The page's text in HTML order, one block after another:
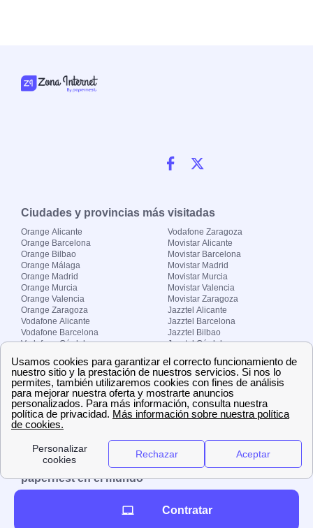
Ciudades y provincias más visitadas
Orange Alicante
Orange Barcelona
Orange Bilbao
Orange Málaga
Orange Madrid
Orange Murcia
Orange Valencia
Orange Zaragoza
Vodafone Alicante
Vodafone Barcelona
Vodafone Córdoba
Vodafone Madrid
Vodafone Murcia
Vodafone Valencia
Vodafone Zaragoza
Movistar Alicante
Movistar Barcelona
Movistar Madrid
Movistar Murcia
Movistar Valencia
Movistar Zaragoza
Jazztel Alicante
Jazztel Barcelona
Jazztel Bilbao
Jazztel Córdoba
Jazztel Málaga
Jazztel Valencia
Jazztel Zaragoza
Sobre Zona-internet.com
¿Quiénes somos?
El grupo papernest
Aviso legal Nuestras ofertas de trabajo
papernest en el mundo
Reino Unido
Contratar